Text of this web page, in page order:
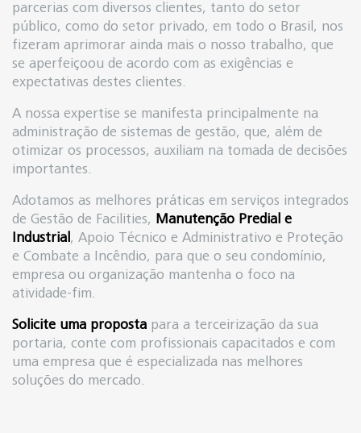
parcerias com diversos clientes, tanto do setor
público, como do setor privado, em todo o Brasil, nos
fizeram aprimorar ainda mais o nosso trabalho, que
se aperfeiçoou de acordo com as exigências e
expectativas destes clientes.
A nossa expertise se manifesta principalmente na
administração de sistemas de gestão, que, além de
otimizar os processos, auxiliam na tomada de decisões
importantes.
Adotamos as melhores práticas em serviços integrados
de Gestão de Facilities, Manutenção Predial e
Industrial , Apoio Técnico e Administrativo e Proteção
e Combate a Incêndio, para que o seu condomínio,
empresa ou organização mantenha o foco na
atividade-fim.
Solicite uma proposta para a terceirização da sua
portaria, conte com profissionais capacitados e com
uma empresa que é especializada nas melhores
soluções do mercado.